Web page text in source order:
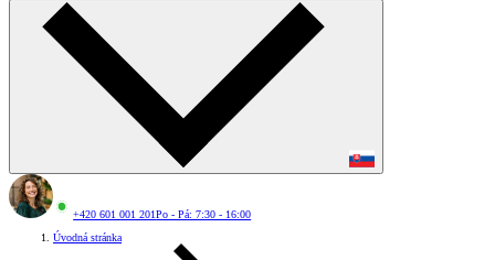
+420 601 001 201Po - Pá: 7:30 - 16:00
Úvodná stránka